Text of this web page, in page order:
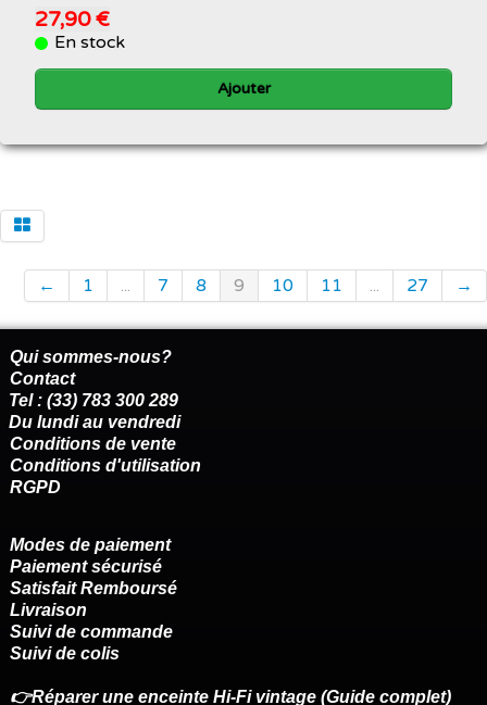
27,90 €
En stock
Ajouter
← 1 ... 7 8 9 10 11 ... 27 →
Qui sommes-nous?
Contact
Tel : (33) 783 300 289
Du lundi au vendredi
Conditions de vente
Conditions d'utilisation
RGPD
Modes de paiement
Paiement sécurisé
Satisfait Remboursé
Livraison
Suivi de commande
Suivi de colis
👉Réparer une enceinte Hi-Fi vintage (Guide complet)